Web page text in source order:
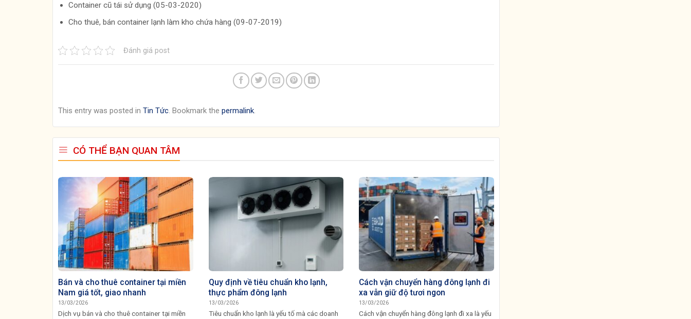
Container cũ tái sử dụng (05-03-2020)
Cho thuê, bán container lạnh làm kho chứa hàng (09-07-2019)
Đánh giá post
This entry was posted in Tin Tức. Bookmark the permalink.
CÓ THỂ BẠN QUAN TÂM
Bán và cho thuê container tại miền
Nam giá tốt, giao nhanh
13/03/2026
Dịch vụ bán và cho thuê container tại miền
Quy định về tiêu chuẩn kho lạnh,
thực phẩm đông lạnh
13/03/2026
Tiêu chuẩn kho lạnh là yếu tố mà các doanh
Cách vận chuyển hàng đông lạnh đi
xa vẫn giữ độ tươi ngon
13/03/2026
Cách vận chuyển hàng đông lạnh đi xa là yếu